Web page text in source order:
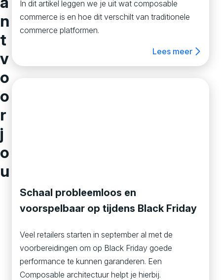
n
t
v
o
o
r
j
o
u
In dit artikel leggen we je uit wat composable
commerce is en hoe dit verschilt van traditionele
commerce platformen.
Lees meer
Schaal probleemloos en
voorspelbaar op tijdens Black Friday
Veel retailers starten in september al met de
voorbereidingen om op Black Friday goede
performance te kunnen garanderen. Een
Composable architectuur helpt je hierbij.